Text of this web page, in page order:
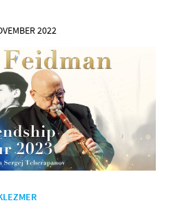
2022